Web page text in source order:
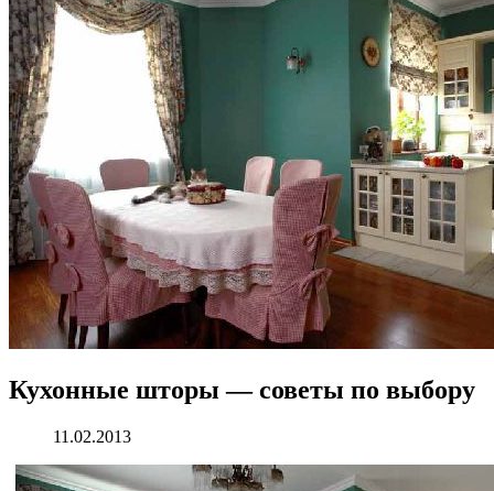
Кухонные шторы — советы по выбору
11.02.2013